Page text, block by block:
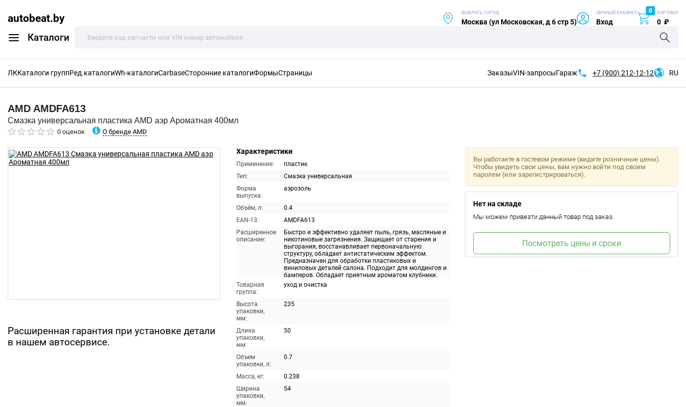
autobeat.by
Каталоги
ВЫБРАТЬ ГОРОД
Москва (ул Московская, д 6 стр 5)
ЛИЧНЫЙ КАБИНЕТ
Вход
0 КОРЗИНА
0 ₽
ЛККаталоги группРед.каталогиWh-каталогиCarbaseСторонние каталогиФормыСтраницы ЗаказыVIN-запросыГараж +7 (900) 212-12-12 RU
AMD AMDFA613
Смазка универсальная пластика AMD аэр Ароматная 400мл
0 оценок О бренде AMD
Расширенная гарантия при установке детали
в нашем автосервисе.
Характеристики
Применение:
пластик
Тип:
Смазка универсальная
Форма
выпуска:
аэрозоль
Объём, л:
0.4
EAN-13:
AMDFA613
Расширенное
описание:
Быстро и эффективно удаляет пыль, грязь, масляные и
никотиновые загрязнения. Защищает от старения и
выгорания, восстанавливает первоначальную
структуру, обладает антистатическим эффектом.
Предназначен для обработки пластиковых и
виниловых деталей салона. Подходит для молдингов и
бамперов. Обладает приятным ароматом клубники.
Товарная
группа:
уход и очистка
Высота
упаковки,
мм:
235
Длина
упаковки,
мм:
50
Объем
упаковки, л:
0.7
Масса, кг:
0.238
Ширина
упаковки,
мм:
54
Вы работаете в гостевом режиме (видите розничные цены).
Чтобы увидеть свои цены, вам нужно войти под своим
паролем (или зарегистрироваться).
Нет на складе
Мы можем привезти данный товар под заказ.
Посмотреть цены и сроки